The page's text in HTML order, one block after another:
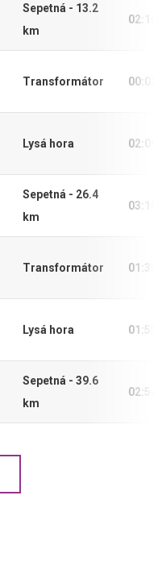
Sepetná - 13.2
km
Transformátor
Lysá hora
Sepetná - 26.4
km
Transformátor
Lysá hora
Sepetná - 39.6
km